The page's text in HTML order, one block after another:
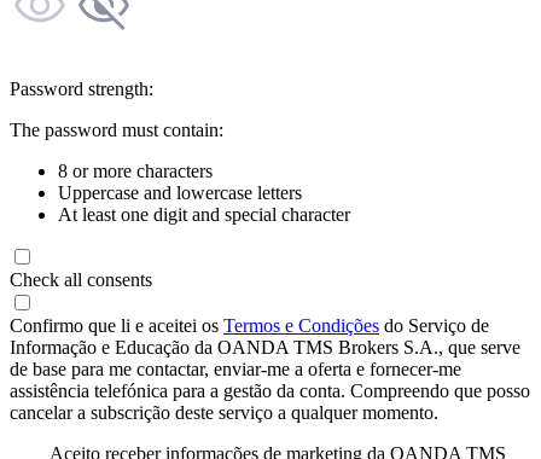
Password strength:
The password must contain:
8 or more characters
Uppercase and lowercase letters
At least one digit and special character
Check all consents
Confirmo que li e aceitei os Termos e Condições do Serviço de
Informação e Educação da OANDA TMS Brokers S.A., que serve
de base para me contactar, enviar-me a oferta e fornecer-me
assistência telefónica para a gestão da conta. Compreendo que posso
cancelar a subscrição deste serviço a qualquer momento.
Aceito receber informações de marketing da OANDA TMS